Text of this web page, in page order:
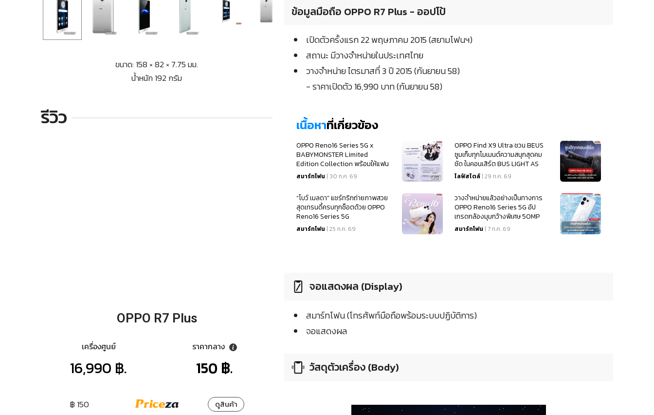
ขนาด: 158 × 82 × 7.75 มม.
น้ำหนัก 192 กรัม
รีวิว
OPPO R7 Plus
เครื่องศูนย์
16,990 ฿.
ราคากลาง
150 ฿.
฿ 150 ดูสินค้า
ข้อมูลมือถือ OPPO R7 Plus - ออปโป้
เปิดตัวครั้งแรก 22 พฤษภาคม 2015 (สยามโฟนฯ)
สถานะ มีวางจำหน่ายในประเทศไทย
วางจำหน่าย ไตรมาสที่ 3 ปี 2015 (กันยายน 58)
- ราคาเปิดตัว 16,990 บาท (กันยายน 58)
เนื้อหาที่เกี่ยวข้อง
OPPO Reno16 Series 5G x
BABYMONSTER Limited
Edition Collection พร้อมให้แฟน
ๆ เป็นเจ้าของแล้ว
สมาร์ทโฟน | 30 ก.ค. 69
OPPO Find X9 Ultra ชวน BEUS
ซูมเก็บทุกโมเมนต์ความสนุกสุดคม
ชัด ในคอนเสิร์ต BUS LIGHT AS
ONE
ไลฟ์สไตล์ | 29 ก.ค. 69
“โบว์ เมลดา” แชร์ทริกถ่ายภาพสวย
สุดเทรนดี้ครบทุกช็อตด้วย OPPO
Reno16 Series 5G
สมาร์ทโฟน | 25 ก.ค. 69
วางจำหน่ายแล้วอย่างเป็นทางการ
OPPO Reno16 Series 5G อัป
เกรดกล้องมุมกว้างพิเศษ 50MP
กว้าง 0.6x
สมาร์ทโฟน | 7 ก.ค. 69
จอแสดงผล (Display)
สมาร์ทโฟน (โทรศัพท์มือถือพร้อมระบบปฏิบัติการ)
จอแสดงผล
วัสดุตัวเครื่อง (Body)